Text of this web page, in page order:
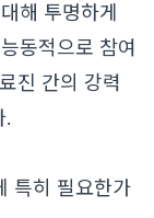
해 투명하게
동적으로 참여
진 간의 강력
.
특히 필요한가